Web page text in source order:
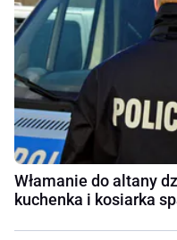
Włamanie do altany
kuchenka i kosiarka